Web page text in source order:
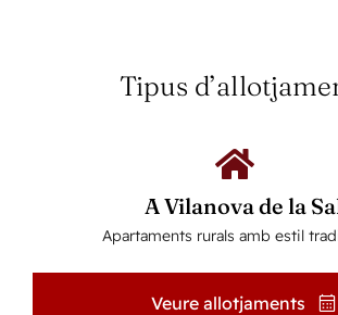
Tipus
A Vilanova de la
Apartaments rurals amb estil
Veure allotjaments